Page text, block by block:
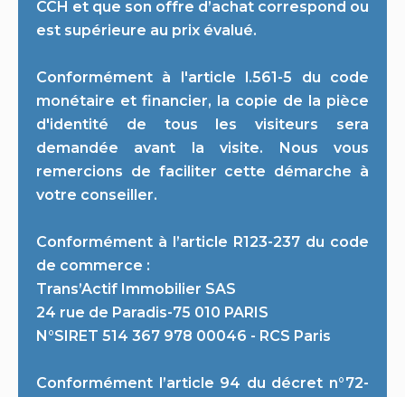
CCH et que son offre d’achat correspond ou
est supérieure au prix évalué.
Conformément à l'article l.561-5 du code
monétaire et financier, la copie de la pièce
d'identité de tous les visiteurs sera
demandée avant la visite. Nous vous
remercions de faciliter cette démarche à
votre conseiller.
Conformément à l’article R123-237 du code
de commerce :
Trans’Actif Immobilier SAS
24 rue de Paradis-75 010 PARIS
N°SIRET 514 367 978 00046 - RCS Paris
Conformément l’article 94 du décret n°72-